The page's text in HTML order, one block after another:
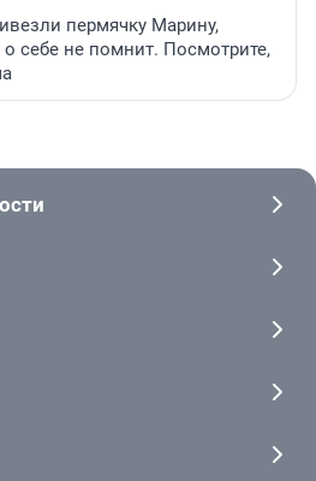
пермячку Марину,
о себе не помнит. Посмотрите,